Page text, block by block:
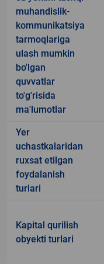
muhandislik-
kommunikatsiya
tarmoqlariga
ulash mumkin
bo'lgan
quvvatlar
to'g'risida
ma'lumotlar
Yer
uchastkalaridan
ruxsat etilgan
foydalanish
turlari
Kapital qurilish
obyekti turlari